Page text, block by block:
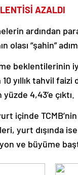
AZALDI
ardından
olası “şahin”
beklentilerinin
yıllık tahvil
4,43’e çıktı.
içinde
yurt dışında
ve büyüme